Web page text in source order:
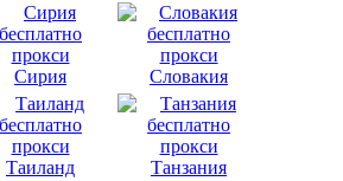
Сирия Словакия
Таиланд Танзания